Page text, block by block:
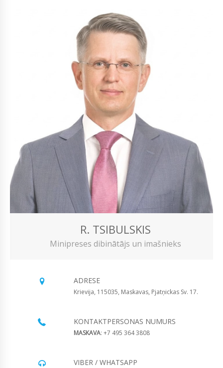
R. TSIBULSKIS
Minipreses dibinātājs un imašnieks
ADRESE
Krievija, 115035, Maskavas, Pjatņickas Sv. 17.
KONTAKTPERSONAS NUMURS
MASKAVA: +7 495 364 3808
VIBER / WHATSAPP